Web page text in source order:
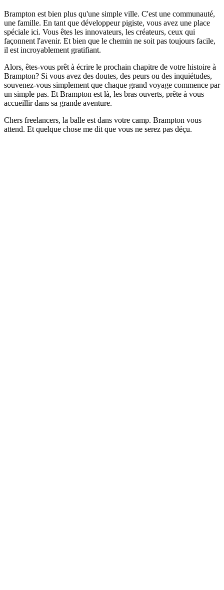
Brampton est bien plus qu'une simple ville. C'est une communauté,
une famille. En tant que développeur pigiste, vous avez une place
spéciale ici. Vous êtes les innovateurs, les créateurs, ceux qui
façonnent l'avenir. Et bien que le chemin ne soit pas toujours facile,
il est incroyablement gratifiant.
Alors, êtes-vous prêt à écrire le prochain chapitre de votre histoire à
Brampton? Si vous avez des doutes, des peurs ou des inquiétudes,
souvenez-vous simplement que chaque grand voyage commence par
un simple pas. Et Brampton est là, les bras ouverts, prête à vous
accueillir dans sa grande aventure.
Chers freelancers, la balle est dans votre camp. Brampton vous
attend. Et quelque chose me dit que vous ne serez pas déçu.